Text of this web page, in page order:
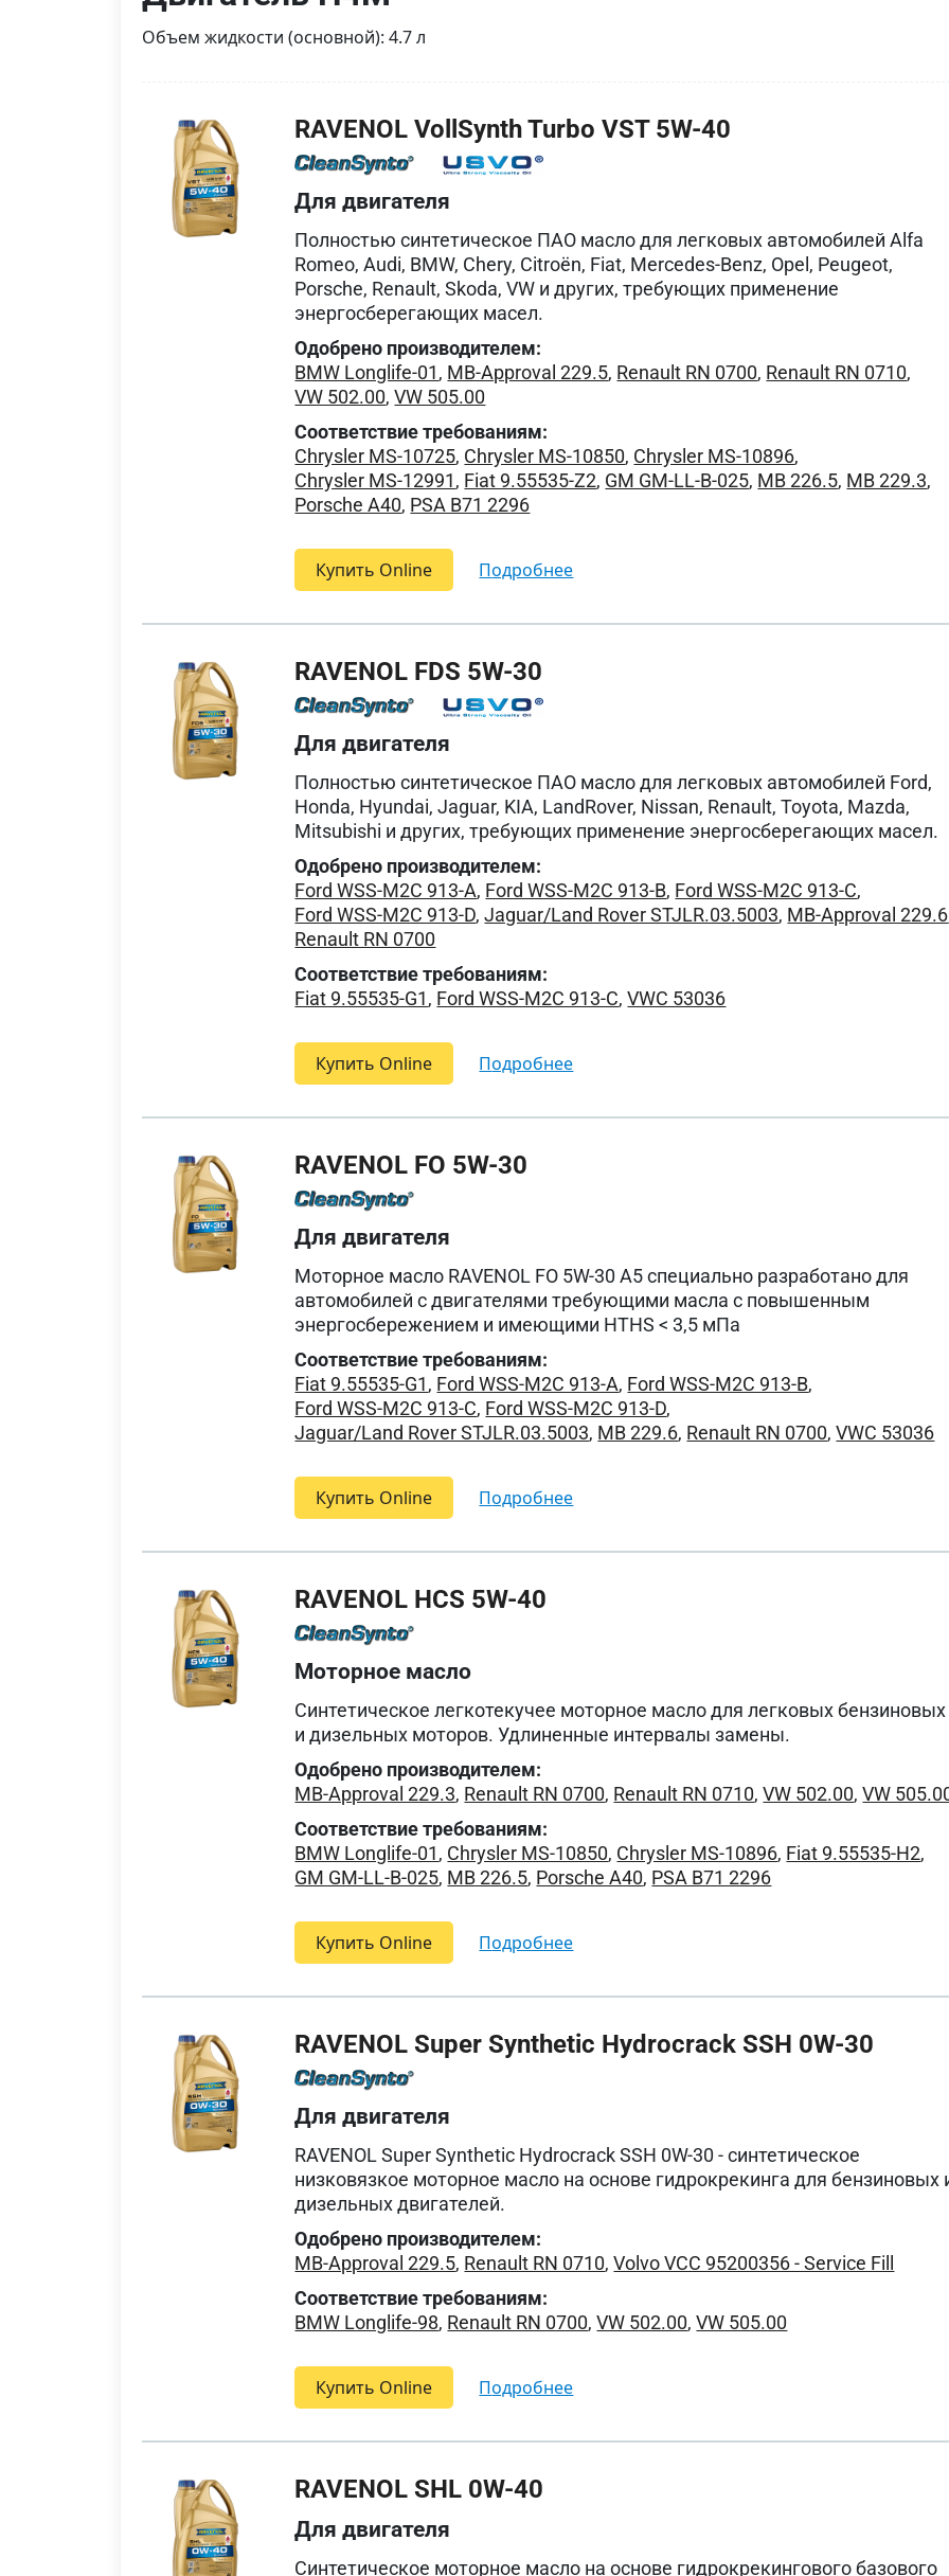
Объем жидкости (основной): 4.7 л
RAVENOL VollSynth Turbo VST 5W-40
Для двигателя
Полностью синтетическое ПАО масло для легковых автомобилей Alfa
Romeo, Audi, BMW, Chery, Citroën, Fiat, Mercedes-Benz, Opel, Peugeot,
Porsche, Renault, Skoda, VW и других, требующих применение
энергосберегающих масел.
Одобрено производителем:
BMW Longlife-01, MB-Approval 229.5, Renault RN 0700, Renault RN 0710,
VW 502.00,VW 505.00
Соответствие требованиям:
Chrysler MS-10725, Chrysler MS-10850, Chrysler MS-10896,
Chrysler MS-12991, Fiat 9.55535-Z2, GM GM-LL-B-025, MB 226.5, MB 229.3,
Porsche A40, PSA B71 2296
Купить Online подробнее
RAVENOL FDS 5W-30
Для двигателя
Полностью синтетическое ПАО масло для легковых автомобилей Ford,
Honda, Hyundai, Jaguar, KIA, LandRover, Nissan, Renault, Toyota, Mazda,
Mitsubishi и других, требующих применение энергосберегающих масел.
Одобрено производителем:
Ford WSS-M2C 913-A, Ford WSS-M2C 913-B, Ford WSS-M2C 913-C,
Ford WSS-M2C 913-D,Jaguar/Land Rover STJLR.03.5003, MB-Approval 229.6
Renault RN 0700
Соответствие требованиям:
Fiat 9.55535-G1, Ford WSS-M2C 913-C,VWC 53036
Купить Online подробнее
RAVENOL FO 5W-30
Для двигателя
Моторное масло RAVENOL FO 5W-30 A5 специально разработано для
автомобилей с двигателями требующими масла с повышенным
энергосбережением и имеющими HTHS < 3,5 мПа
Соответствие требованиям:
Fiat 9.55535-G1, Ford WSS-M2C 913-A, Ford WSS-M2C 913-B,
Ford WSS-M2C 913-C, Ford WSS-M2C 913-D,
Jaguar/Land Rover STJLR.03.5003, MB 229.6, Renault RN 0700,VWC 53036
Купить Online подробнее
RAVENOL HCS 5W-40
Моторное масло
Синтетическое легкотекучее моторное масло для легковых бензиновых
и дизельных моторов. Удлиненные интервалы замены.
Одобрено производителем:
MB-Approval 229.3, Renault RN 0700, Renault RN 0710,VW 502.00,VW
Соответствие требованиям:
BMW Longlife-01, Chrysler MS-10850, Chrysler MS-10896, Fiat 9.55535-H2,
GM GM-LL-B-025, MB 226.5, Porsche A40, PSA B71 2296
Купить Online подробнее
RAVENOL Super Synthetic Hydrocrack SSH 0W-30
Для двигателя
RAVENOL Super Synthetic Hydrocrack SSH 0W-30 - синтетическое
низковязкое моторное масло на основе гидрокрекинга для бензиновых
дизельных двигателей.
Одобрено производителем:
MB-Approval 229.5, Renault RN 0710,Volvo VCC 95200356 - Service Fill
Соответствие требованиям:
BMW Longlife-98, Renault RN 0700,VW 502.00,VW 505.00
Купить Online подробнее
RAVENOL SHL 0W-40
Для двигателя
Синтетическое моторное масло на основе гидрокрекингового базового